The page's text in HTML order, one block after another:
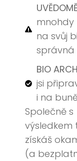
mnohdy
na svůj
správná
BIO
jsi
i na
Společně s
výsledkem
získáš
(a